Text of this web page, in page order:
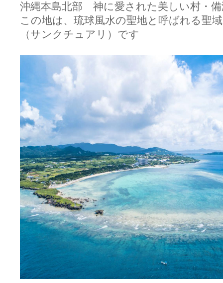
沖縄本島北部 神に愛された美しい村・
この地は、琉球風水の聖地と呼ばれる
（サンクチュアリ）です